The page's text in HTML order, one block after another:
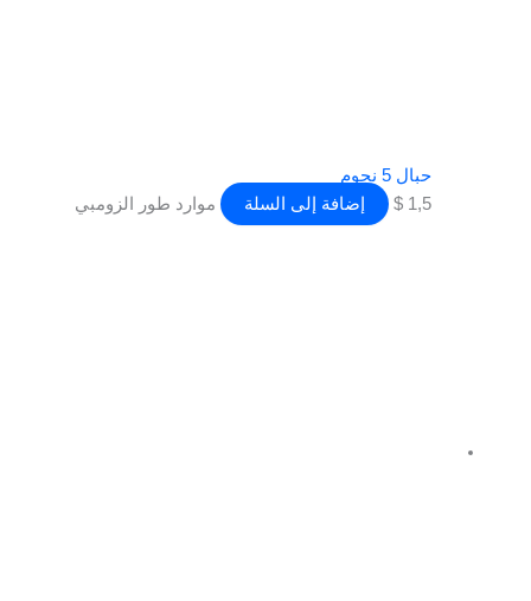
حبال 5 نجوم
1,5
$ إضافة إلى السلة موارد طور الزومبي